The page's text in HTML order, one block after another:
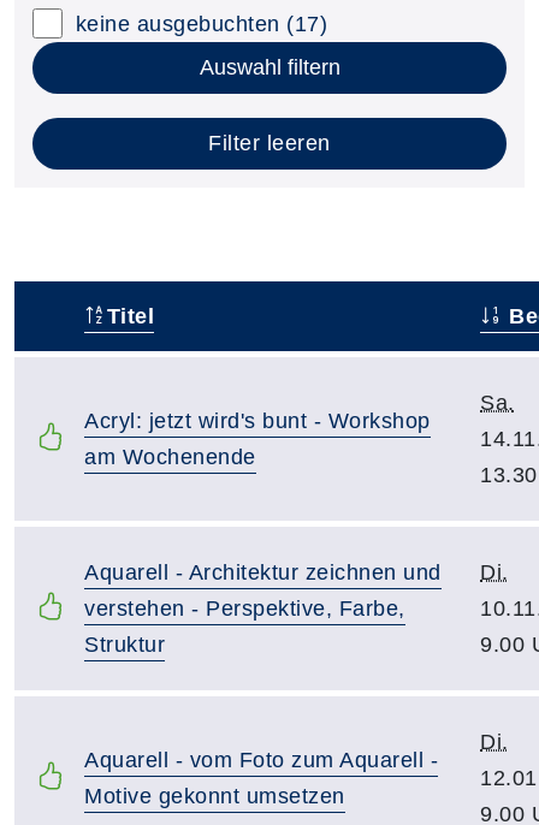
keine ausgebuchten (17)
Auswahl filtern
Filter leeren
Titel
Acryl: jetzt wird's bunt - Workshop
am Wochenende
Sa.
Aquarell - Architektur zeichnen und
verstehen - Perspektive, Farbe,
Struktur
Di.
9.00
Aquarell - vom Foto zum Aquarell -
Motive gekonnt umsetzen
Di.
9.00